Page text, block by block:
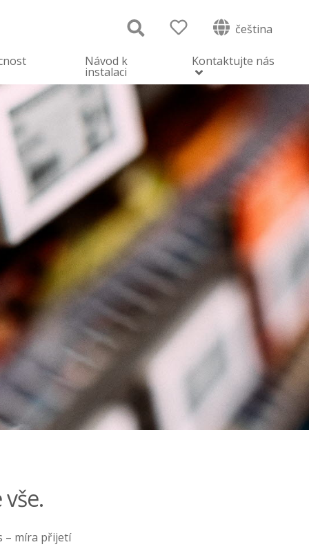
čeština
Návod k
instalaci
Kontaktujte nás
– míra přijetí